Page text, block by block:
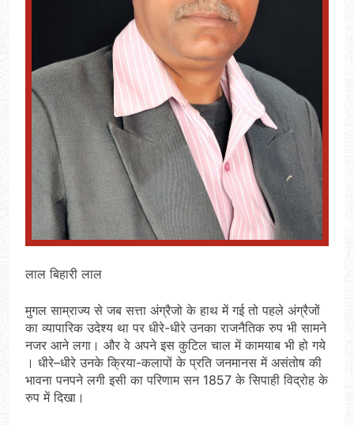
लाल बिहारी लाल
मुगल साम्राज्य से जब सत्ता अंग्रैजो के हाथ में गई तो पहले अंग्रैजों
का व्यापारिक उदेश्य था पर धीरे-धीरे उनका राजनैतिक रुप भी सामने
नजर आने लगा। और वे अपने इस कुटिल चाल में कामयाब भी हो गये
। धीरे–धीरे उनके क्रिया-कलापों के प्रति जनमानस में असंतोष की
भावना पनपने लगी इसी का परिणाम सन 1857 के सिपाही विद्रोह के
रुप में दिखा।